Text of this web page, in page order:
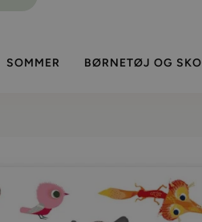
SOMMER BØRNETØJ OG SKO